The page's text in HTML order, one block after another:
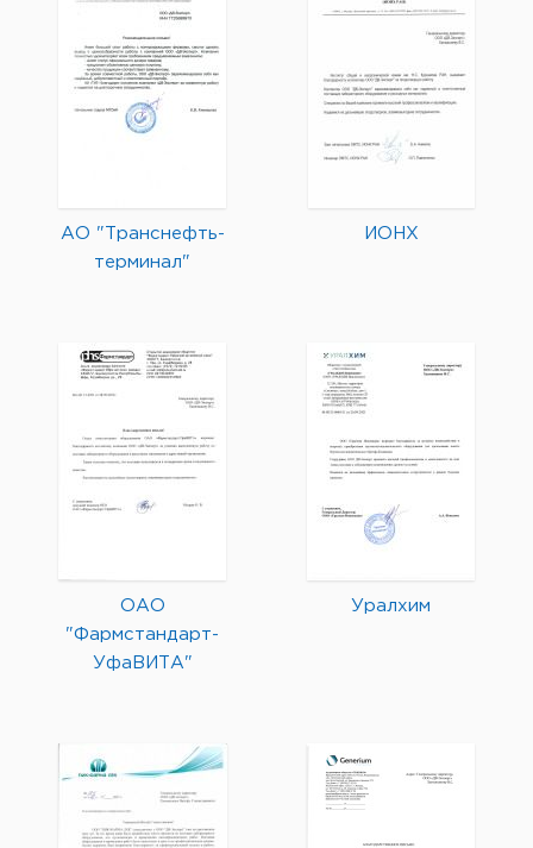
АО "Транснефть-
терминал"
ИОНХ
ОАО
"Фармстандарт-
УфаВИТА"
Уралхим